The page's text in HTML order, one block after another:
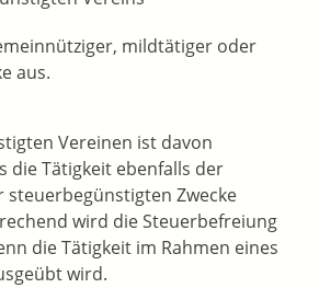
mildtätiger oder
aus.
Vereinen ist davon
die Tätigkeit ebenfalls der
steuerbegünstigten Zwecke
wird die Steuerbefreiung
die Tätigkeit im Rahmen eines
wird.